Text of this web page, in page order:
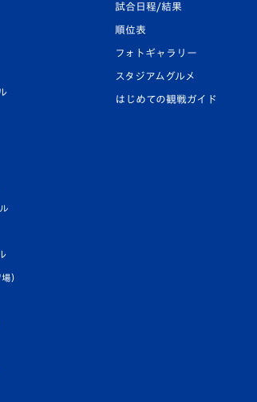
）
試合日程/結果
順位表
フォトギャラリー
スタジアムグルメ
はじめての観戦ガイド